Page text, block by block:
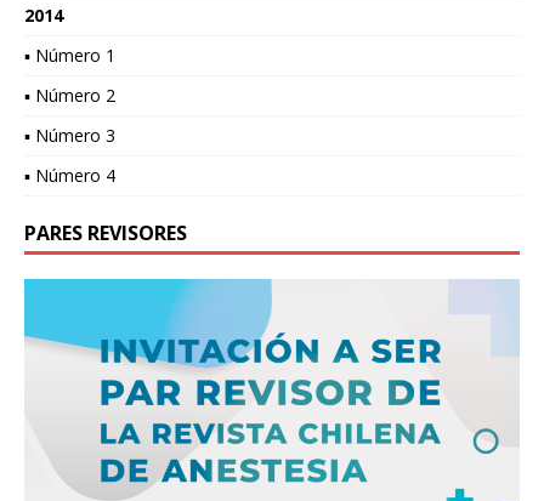
2014
▪ Número 1
▪ Número 2
▪ Número 3
▪ Número 4
PARES REVISORES